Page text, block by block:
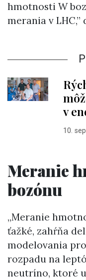
hmotnosti W
merania v LHC,”
v
10.
Meranie
bozónu
„Meranie
ťažké, zahŕňa
modelovania
rozpadu na
neutríno, ktoré